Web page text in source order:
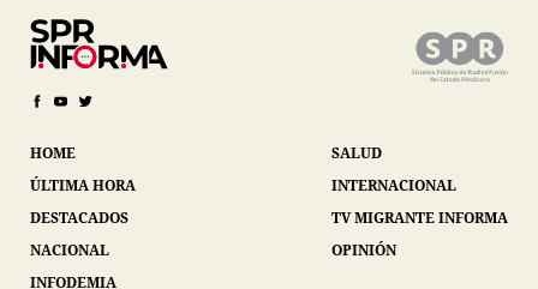
HOME
ÚLTIMA HORA
DESTACADOS
NACIONAL
INFODEMIA
SALUD
INTERNACIONAL
TV MIGRANTE INFORMA
OPINIÓN